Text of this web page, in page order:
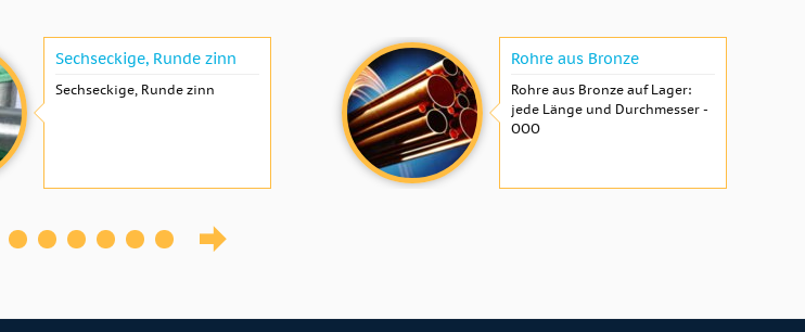
Sechseckige, Runde zinn
Sechseckige, Runde zinn
Rohre aus Bronze
Rohre aus Bronze auf Lager:
jede Länge und Durchmesser -
OOO